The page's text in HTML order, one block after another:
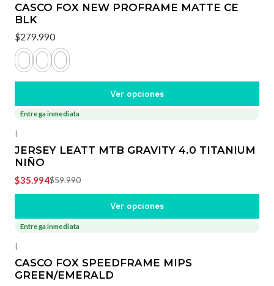
CASCO FOX NEW PROFRAME MATTE CE
BLK
$279.990
Ver opciones
Entrega inmediata
|
JERSEY LEATT MTB GRAVITY 4.0 TITANIUM
NIÑO
$35.994$59.990
Ver opciones
-31%
Entrega inmediata
|
CASCO FOX SPEEDFRAME MIPS
GREEN/EMERALD